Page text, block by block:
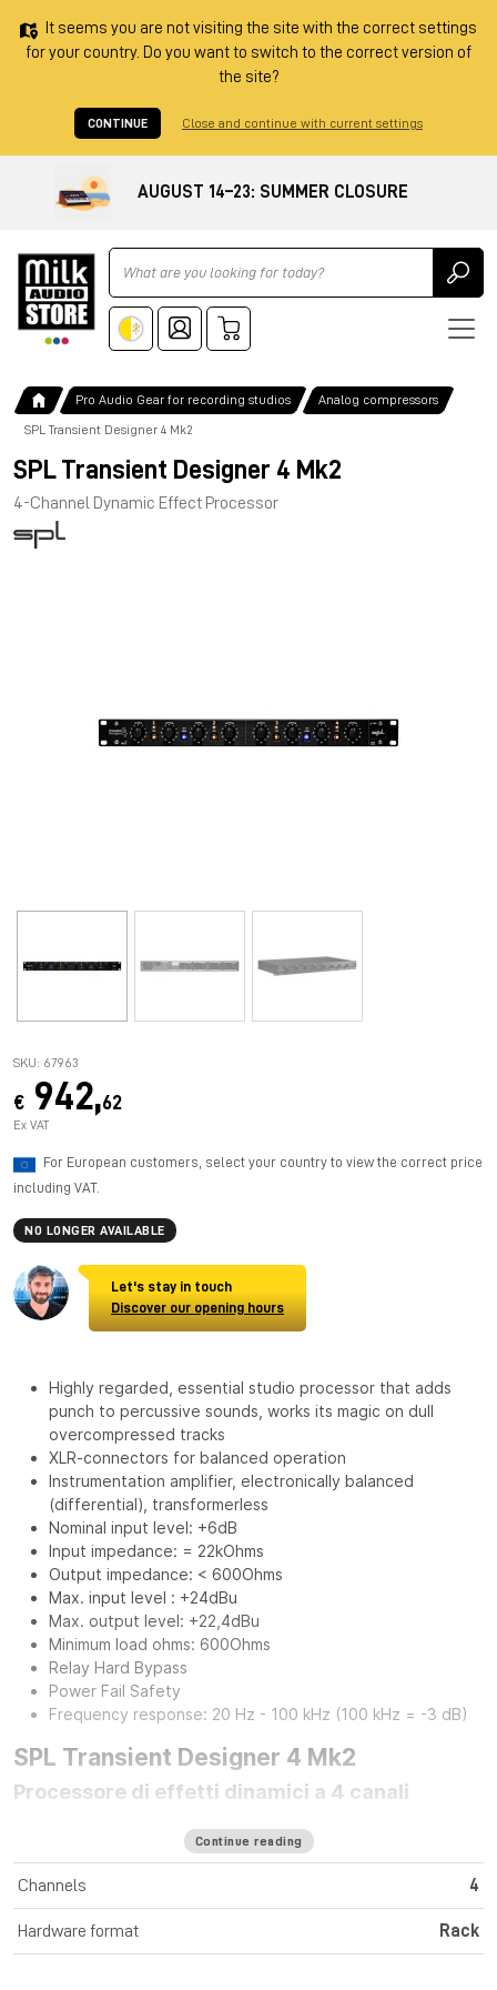
It seems you are not visiting the site with the correct settings
for your country. Do you want to switch to the correct version of
the site?
CONTINUE Close and continue with current settings
AUGUST 14–23: SUMMER CLOSURE
Ricerca
Pro Audio Gear for recording studios Analog compressors
SPL Transient Designer 4 Mk2
SPL Transient Designer 4 Mk2
4-Channel Dynamic Effect Processor
SKU: 67963
€ 942,62
Ex VAT
For European customers, select your country to view the correct price
including VAT.
NO LONGER AVAILABLE
Let's stay in touch
Discover our opening hours
Highly regarded, essential studio processor that adds
punch to percussive sounds, works its magic on dull
overcompressed tracks
XLR-connectors for balanced operation
Instrumentation amplifier, electronically balanced
(differential), transformerless
Nominal input level: +6dB
Input impedance: = 22kOhms
Output impedance: < 600Ohms
Max. input level : +24dBu
Max. output level: +22,4dBu
Minimum load ohms: 600Ohms
Relay Hard Bypass
Power Fail Safety
Frequency response: 20 Hz - 100 kHz (100 kHz = -3 dB)
SPL Transient Designer 4 Mk2
Processore di effetti dinamici a 4 canali
generazione di processori dinamici. L'elaborazione
audio ha rivoluzionato la produzione musicale in modo
presenta le stesse qualità di lavorazione del suo
Continue reading
Channels 4
Hardware format Rack